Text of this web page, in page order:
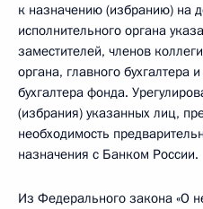
к назначению (избранию) на
исполнительного органа
заместителей, членов
органа, главного бухгалтера
бухгалтера фонда.
(избрания) указанных лиц,
необходимость
назначения с Банком России.
Из Федерального закона «О